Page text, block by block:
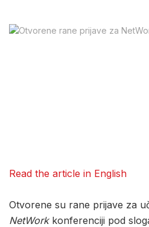
Read the article in English
Otvorene su rane prijave za
NetWorkkonferenciji pod